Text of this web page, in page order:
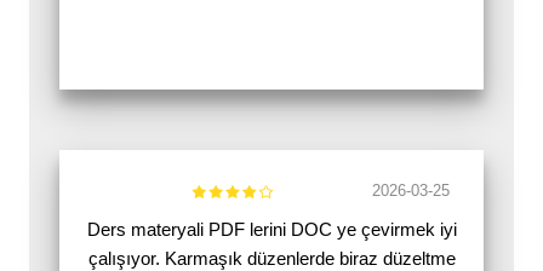
2026-03-25
Ders materyali PDF lerini DOC ye çevirmek iyi
çalışıyor. Karmaşık düzenlerde biraz düzeltme